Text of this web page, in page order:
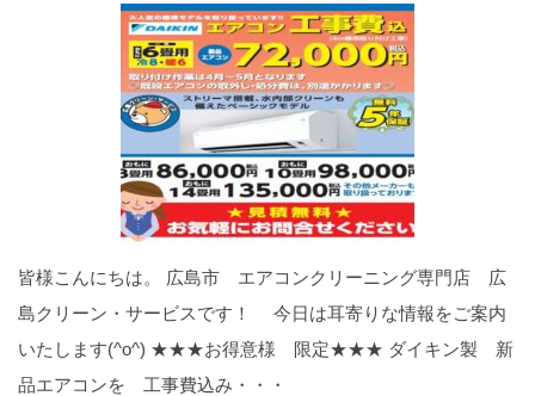
皆様こんにちは。 広島市 エアコンクリーニング専門店 広
島クリーン・サービスです！ 今日は耳寄りな情報をご案内
いたします(^o^) ★★★お得意様 限定★★★ ダイキン製 新
品エアコンを 工事費込み・・・